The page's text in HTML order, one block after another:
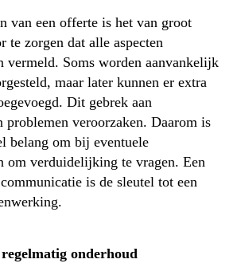
van een offerte is het van groot
te zorgen dat alle aspecten
vermeld. Soms worden aanvankelijk
maar later kunnen er extra
Dit gebrek aan
problemen veroorzaken. Daarom is
belang om bij eventuele
om verduidelijking te vragen. Een
is de sleutel tot een
onderhoud